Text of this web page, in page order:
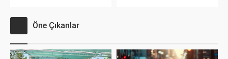
Öne Çıkanlar